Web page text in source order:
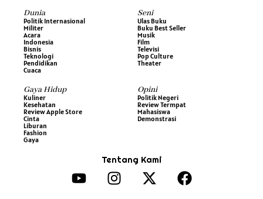
Dunia
Politik Internasional
Militer
Acara
Indonesia
Bisnis
Teknologi
Pendidikan
Cuaca
Seni
Ulas Buku
Buku Best Seller
Musik
Film
Televisi
Pop Culture
Theater
Gaya Hidup
Kuliner
Kesehatan
Review Apple Store
Cinta
Liburan
Fashion
Gaya
Opini
Politik Negeri
Review Termpat
Mahasiswa
Demonstrasi
Tentang Kami